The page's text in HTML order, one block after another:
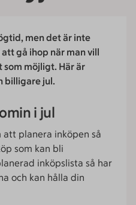
men det är inte
gå ihop när man vill
som möjligt. Här är
billigare jul.
i jul
att planera inköpen så
som kan bli
inköpslista så har
och kan hålla din